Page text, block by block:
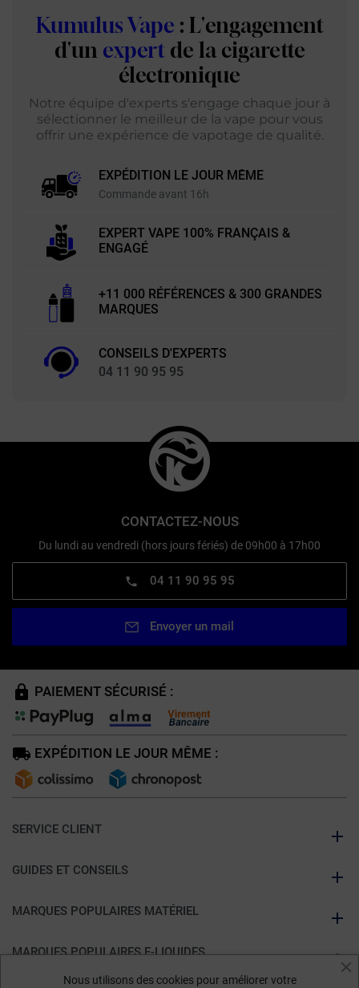
Kumulus Vape : L'engagement
d'un expert de la cigarette
électronique
Notre équipe d'experts s'engage chaque jour à
sélectionner le meilleur de la vape pour vous
offrir une expérience de vapotage de qualité.
EXPÉDITION LE JOUR MÊME
Commande avant 16h
EXPERT VAPE 100% FRANÇAIS &
ENGAGÉ
+11 000 RÉFÉRENCES & 300 GRANDES
MARQUES
CONSEILS D'EXPERTS
04 11 90 95 95
CONTACTEZ-NOUS
Du lundi au vendredi (hors jours fériés) de 09h00 à 17h00
04 11 90 95 95
Envoyer un mail
PAIEMENT SÉCURISÉ :
EXPÉDITION LE JOUR MÊME :
SERVICE CLIENT
GUIDES ET CONSEILS
MARQUES POPULAIRES MATÉRIEL
MARQUES POPULAIRES E-LIQUIDES
Nous utilisons des cookies pour améliorer votre